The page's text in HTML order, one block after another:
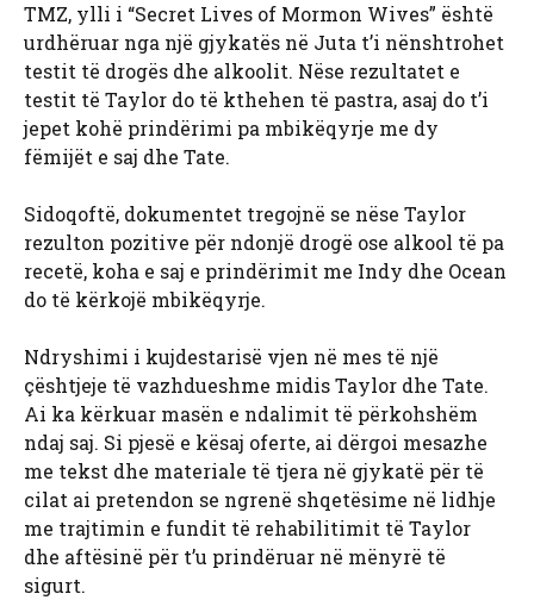
TMZ, ylli i “Secret Lives of Mormon Wives” është
urdhëruar nga një gjykatës në Juta t’i nënshtrohet
testit të drogës dhe alkoolit. Nëse rezultatet e
testit të Taylor do të kthehen të pastra, asaj do t’i
jepet kohë prindërimi pa mbikëqyrje me dy
fëmijët e saj dhe Tate.
Sidoqoftë, dokumentet tregojnë se nëse Taylor
rezulton pozitive për ndonjë drogë ose alkool të pa
recetë, koha e saj e prindërimit me Indy dhe Ocean
do të kërkojë mbikëqyrje.
Ndryshimi i kujdestarisë vjen në mes të një
çështjeje të vazhdueshme midis Taylor dhe Tate.
Ai ka kërkuar masën e ndalimit të përkohshëm
ndaj saj. Si pjesë e kësaj oferte, ai dërgoi mesazhe
me tekst dhe materiale të tjera në gjykatë për të
cilat ai pretendon se ngrenë shqetësime në lidhje
me trajtimin e fundit të rehabilitimit të Taylor
dhe aftësinë për t’u prindëruar në mënyrë të
sigurt.